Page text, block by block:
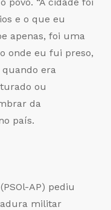
e o que eu
apenas, foi uma
onde eu fui preso,
era
ou
da
país.
AP) pediu
militar